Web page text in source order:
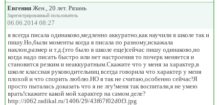
Евгения Жен., 20 лет. Рязань
Зарегистрированный пользователь
06.06.2014 08:27
я всегда писала одинаково,медленно аккуратно,как научили в школе так и
пишу.Но,были моменты когда я писала по разному,искажала
наклон,размер и т.д.(это было в школе еще)сейчас пишу одинаково,но
когда надо писать быстро или нет настроения то почерк меняется и
становится резким и неаккуратным.Скажите что у меня за характер,в
школе классная руководительниц всегда говорила что характер у меня
плохой и что спорить люблю.НО я так не считаю,особенно сейчас!Я
просто пыталась доказать что я не лгу!меня так воспитали,я не умею
врать!скажите какой мой характер на самом деле?
http://i062.radikal.ru/1406/29/43f67f02d0f3.jpg